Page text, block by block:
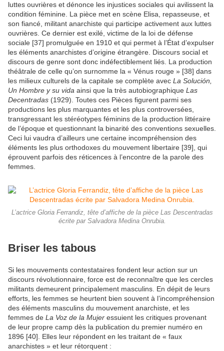
luttes ouvrières et dénonce les injustices sociales qui avilissent la
condition féminine. La pièce met en scène Elisa, repasseuse, et
son fiancé, militant anarchiste qui participe activement aux luttes
ouvrières. Ce dernier est exilé, victime de la loi de défense
sociale [37] promulguée en 1910 et qui permet à l’État d’expulser
les éléments anarchistes d’origine étrangère. Discours social et
discours de genre sont donc indéfectiblement liés. La production
théâtrale de celle qu’on surnomme la « Vénus rouge » [38] dans
les milieux culturels de la capitale se complète avec La Solución,
Un Hombre y su vida ainsi que la très autobiographique Las
Decentradas (1929). Toutes ces Pièces figurent parmi ses
productions les plus marquantes et les plus controversées,
transgressant les stéréotypes féminins de la production littéraire
de l’époque et questionnant la binarité des conventions sexuelles.
Ceci lui vaudra d’ailleurs une certaine incompréhension des
éléments les plus orthodoxes du mouvement libertaire [39], qui
éprouvent parfois des réticences à l’encontre de la parole des
femmes.
L’actrice Gloria Ferrandiz, tête d’affiche de la pièce Las Descentradas
écrite par Salvadora Medina Onrubia.
Briser les tabous
Si les mouvements contestataires fondent leur action sur un
discours révolutionnaire, force est de reconnaître que les cercles
militants demeurent principalement masculins. En dépit de leurs
efforts, les femmes se heurtent bien souvent à l’incompréhension
des éléments masculins du mouvement anarchiste, et les
femmes de La Voz de la Mujer essuient les critiques provenant
de leur propre camp dès la publication du premier numéro en
1896 [40]. Elles leur répondent en les traitant de « faux
anarchistes » et leur rétorquent :